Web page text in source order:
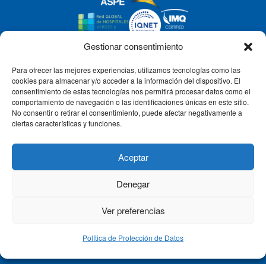
Gestionar consentimiento
Para ofrecer las mejores experiencias, utilizamos tecnologías como las
cookies para almacenar y/o acceder a la información del dispositivo. El
consentimiento de estas tecnologías nos permitirá procesar datos como el
comportamiento de navegación o las identificaciones únicas en este sitio.
No consentir o retirar el consentimiento, puede afectar negativamente a
ciertas características y funciones.
Aceptar
Denegar
Ver preferencias
Política de Protección de Datos
CLÍNICA CEMTRO
QUIÉNES SOMOS